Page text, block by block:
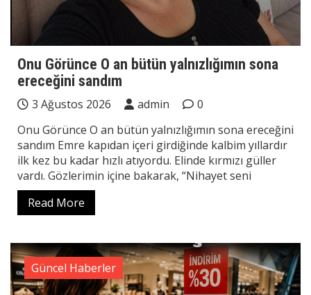
Onu Görünce O an bütün yalnızlığımın sona
ereceğini sandım
3 Ağustos 2026 admin
0
Onu Görünce O an bütün yalnızlığımın sona ereceğini
sandım Emre kapıdan içeri girdiğinde kalbim yıllardır
ilk kez bu kadar hızlı atıyordu. Elinde kırmızı güller
vardı. Gözlerimin içine bakarak, “Nihayet seni
Read More
Güncel Haberler